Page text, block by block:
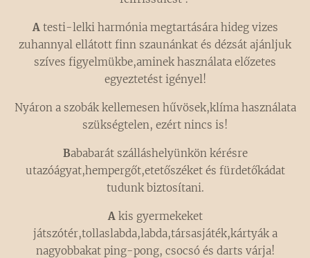
A testi-lelki harmónia megtartására hideg vizes
zuhannyal ellátott finn szaunánkat és dézsát ajánljuk
szíves figyelmükbe,aminek használata előzetes
egyeztetést igényel!
Nyáron a szobák kellemesen hűvösek,klíma használata
szükségtelen, ezért nincs is!
Bababarát szálláshelyünkön kérésre
utazóágyat,hempergőt,etetőszéket és fürdetőkádat
tudunk biztosítani.
A kis gyermekeket
játszótér,tollaslabda,labda,társasjáték,kártyák a
nagyobbakat ping-pong, csocsó és darts várja!